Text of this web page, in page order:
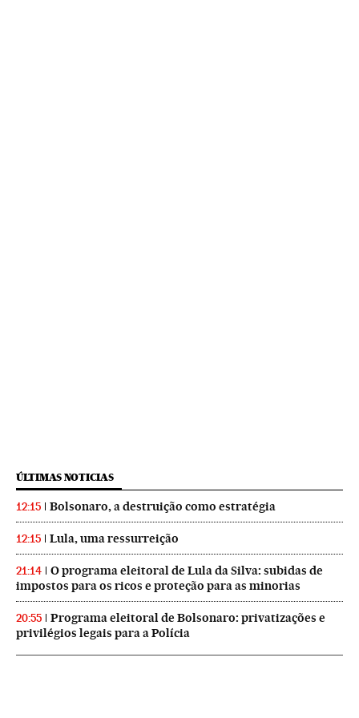
ÚLTIMAS NOTICIAS
12:15 Bolsonaro, a destruição como estratégia
12:15 Lula, uma ressurreição
21:14
O programa eleitoral de Lula da Silva: subidas de
impostos para os ricos e proteção para as minorias
20:55
Programa eleitoral de Bolsonaro: privatizações e
privilégios legais para a Polícia